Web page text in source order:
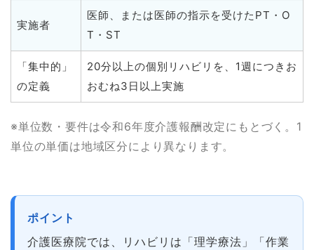
実施者
医師、または医師の指示を受けたPT・O
T・ST
「集中的」
の定義
20分以上の個別リハビリを、1週につきお
おむね3日以上実施
※単位数・要件は令和6年度介護報酬改定にもとづく。1
単位の単価は地域区分により異なります。
ポイント
介護医療院では、リハビリは「理学療法」「作業